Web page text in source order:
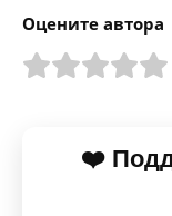
Оцените автора
❤️